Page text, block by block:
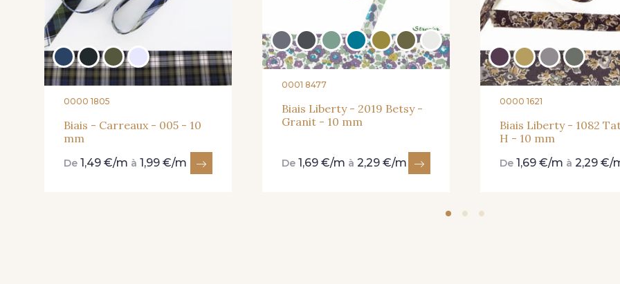
0000 1805
Biais - Carreaux - 005 - 10
mm
De 1,49 €/m à 1,99 €/m
0001 8477
Biais Liberty - 2019 Betsy -
Granit - 10 mm
De 1,69 €/m à 2,29 €/m
0000 1621
Biais Liberty - 1082
H - 10 mm
De 1,69 €/m à 2,29 €/